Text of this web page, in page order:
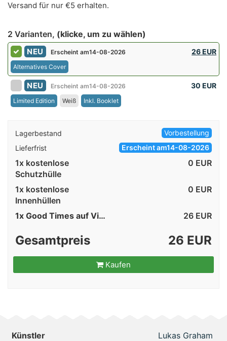
Versand für nur €5 erhalten.
2 Varianten, (klicke, um zu wählen)
NEU
Erscheint am14-08-2026
Alternatives Cover
26 EUR
NEU
Erscheint am14-08-2026
Limited Edition
Weiß Inkl. Booklet
30 EUR
Lagerbestand
Vorbestellung
Lieferfrist
Erscheint am14-08-2026
1x kostenlose
Schutzhülle
0 EUR
1x kostenlose
Innenhüllen
0 EUR
1x Good Times auf Vinyl 26 EUR
Gesamtpreis 26 EUR
Kaufen
Künstler Lukas Graham